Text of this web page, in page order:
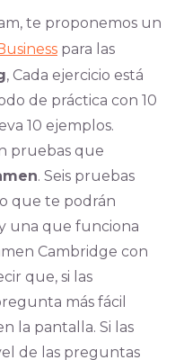
te proponemos un
para las
, Cada ejercicio está
de práctica con 10
10 ejemplos.
pruebas que
. Seis pruebas
que te podrán
una que funciona
Cambridge con
que, si las
más fácil
la pantalla. Si las
de las preguntas